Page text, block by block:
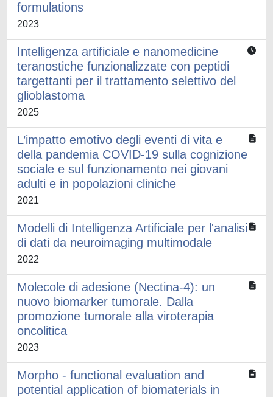
formulations
2023
Intelligenza artificiale e nanomedicine
teranostiche funzionalizzate con peptidi
targettanti per il trattamento selettivo del
glioblastoma
2025
L’impatto emotivo degli eventi di vita e
della pandemia COVID-19 sulla cognizione
sociale e sul funzionamento nei giovani
adulti e in popolazioni cliniche
2021
Modelli di Intelligenza Artificiale per l'analisi
di dati da neuroimaging multimodale
2022
Molecole di adesione (Nectina-4): un
nuovo biomarker tumorale. Dalla
promozione tumorale alla viroterapia
oncolitica
2023
Morpho - functional evaluation and
potential application of biomaterials in